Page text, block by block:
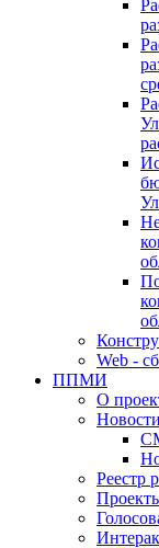
Web -
ППМИ
О
Новости
Реестр